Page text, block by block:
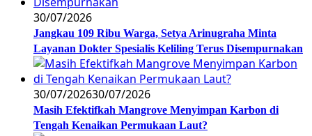
30/07/2026
Jangkau 109 Ribu Warga, Setya Arinugraha Minta
Layanan Dokter Spesialis Keliling Terus Disempurnakan
30/07/202630/07/2026
Masih Efektifkah Mangrove Menyimpan Karbon di
Tengah Kenaikan Permukaan Laut?